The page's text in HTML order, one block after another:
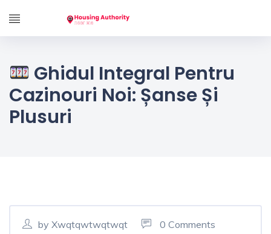
Ghidul Integral Pentru
Cazinouri Noi: Șanse Și
Plusuri
by Xwqtqwtwqtwqt 0 Comments